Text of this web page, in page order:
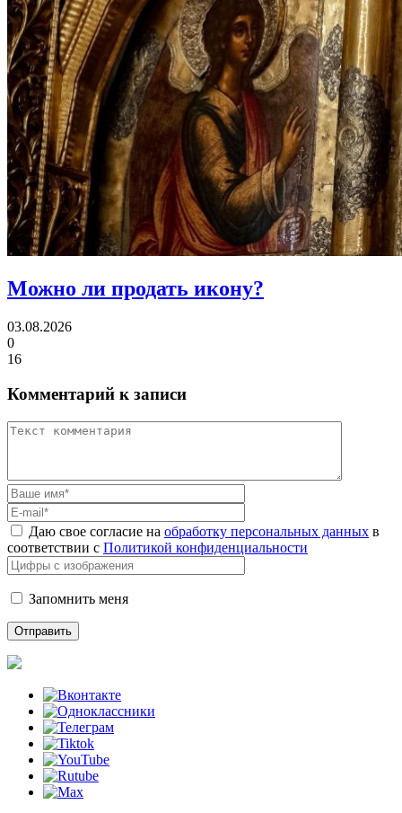
Можно ли продать икону?
03.08.2026
0
16
Комментарий к записи
Даю свое согласие на обработку персональных данных в
соответствии с Политикой конфиденциальности
Запомнить меня